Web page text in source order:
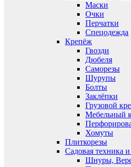
Маски
Очки
Перчатки
Спецодежда
Крепёж
Гвозди
Дюбеля
Саморезы
Шурупы
Болты
Заклёпки
Грузовой
Мебельный
Хомуты
Плиткорезы
Садовая техника
Шнуры,